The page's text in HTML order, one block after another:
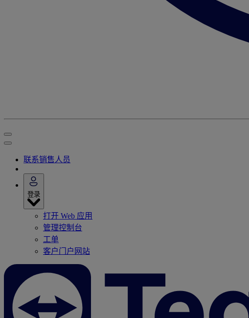
联系销售人员
登录
打开 Web 应用
管理控制台
工单
客户门户网站